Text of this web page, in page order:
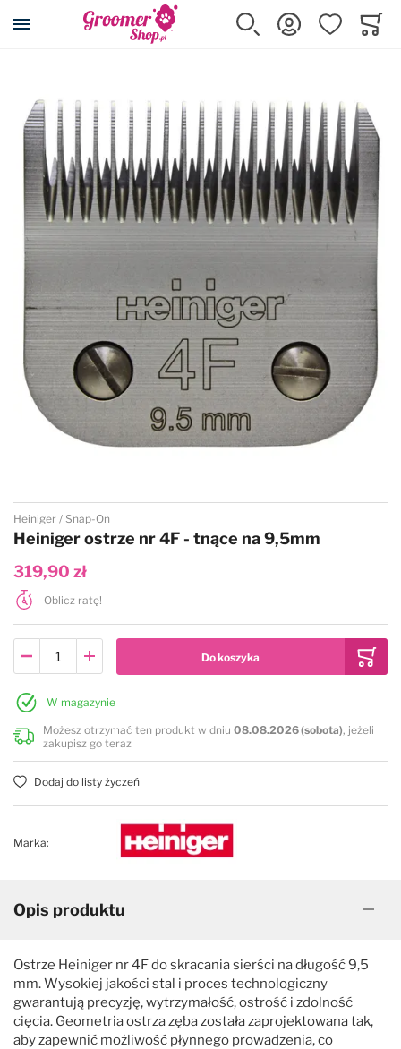
Przejdź na stronę główną
Szukaj Zaloguj sięUlubione
Przejdź na początek galerii
Heiniger Snap-On
Heiniger ostrze nr 4F - tnące na 9,5mm
319,90 zł
Oblicz ratę!
W magazynie
Możesz otrzymać ten produkt w dniu08.08.2026 (sobota), jeżeli
zakupisz go teraz
Dodaj do listy życzeń
Marka:
Opis produktu
Ostrze Heiniger nr 4F do skracania sierści na długość 9,5
mm. Wysokiej jakości stal i proces technologiczny
gwarantują precyzję, wytrzymałość, ostrość i zdolność
cięcia. Geometria ostrza zęba została zaprojektowana tak,
aby zapewnić możliwość płynnego prowadzenia, co